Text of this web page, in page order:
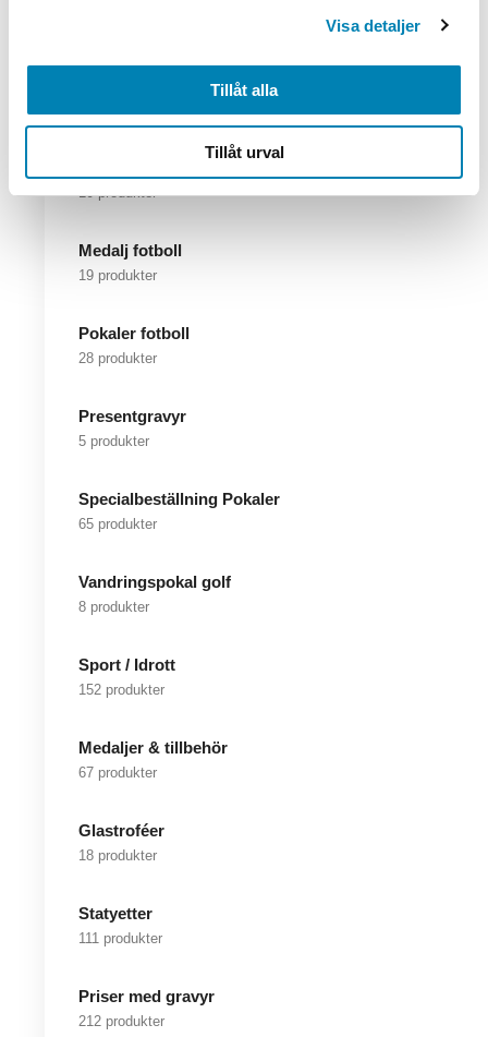
Visa detaljer
Tillåt alla
Tillåt urval
10 produkter
Medalj fotboll
19 produkter
Pokaler fotboll
28 produkter
Presentgravyr
5 produkter
Specialbeställning Pokaler
65 produkter
Vandringspokal golf
8 produkter
Sport / Idrott
152 produkter
Medaljer & tillbehör
67 produkter
Glastroféer
18 produkter
Statyetter
111 produkter
Priser med gravyr
212 produkter